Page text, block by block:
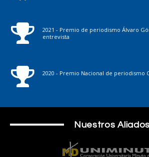
2021 - Premio de periodismo Álvaro
entrevista
2020 - Premio Nacional de periodismo
Nuestros Aliados